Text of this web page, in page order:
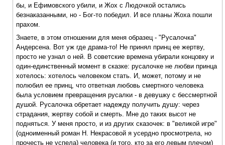
бы, и Ефимовского убили, и Жох с Людочкой остались
безнаказанными, но - Бог-то победил. И все планы Жоха пошли
прахом.
Знаете, в этом отношении для меня образец - "Русалочка"
Андерсена. Вот уж где драма-то! Не принял принц ее жертву,
просто не узнал о ней. В советские времена убирали концовку и
один-единственный момент в сказке: русалочке не любви принца
хотелось: хотелось человеком стать. И, может, потому и не
полюбил ее принц, что ответная любовь смертного человека
была условием превращения русалки - в девушку с бессмертной
душой. Русалочка обретает надежду получить душу: через
страдания, жертву собой и смерть. Мне до таких высот не
подняться. У меня просто, и из других сказочек: в "великой игре"
(одноименный роман Н. Некрасовой я усердно просмотрела, но
прочесть не успела) человека (и того, кто за его левым плечом)